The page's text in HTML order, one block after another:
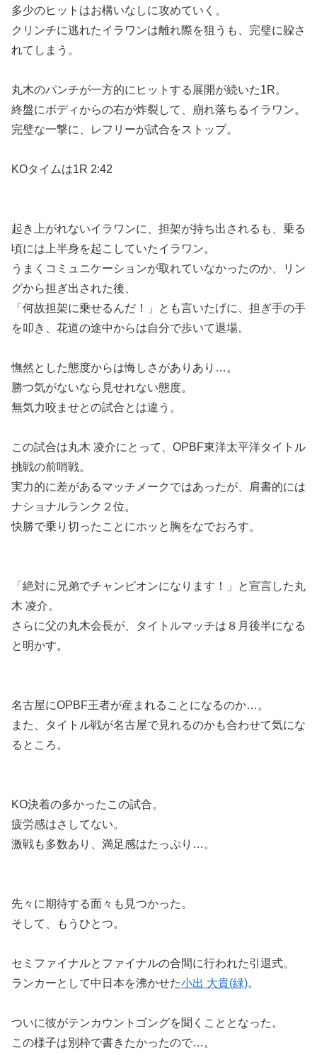
多少のヒットはお構いなしに攻めていく。
クリンチに逃れたイラワンは離れ際を狙うも、完璧に躱さ
れてしまう。
丸木のパンチが一方的にヒットする展開が続いた1R。
終盤にボディからの右が炸裂して、崩れ落ちるイラワン。
完璧な一撃に、レフリーが試合をストップ。
KOタイムは1R 2:42
起き上がれないイラワンに、担架が持ち出されるも、乗る
頃には上半身を起こしていたイラワン。
うまくコミュニケーションが取れていなかったのか、リン
グから担ぎ出された後、
「何故担架に乗せるんだ！」とも言いたげに、担ぎ手の手
を叩き、花道の途中からは自分で歩いて退場。
憮然とした態度からは悔しさがありあり…。
勝つ気がないなら見せれない態度。
無気力咬ませとの試合とは違う。
この試合は丸木 凌介にとって、OPBF東洋太平洋タイトル
挑戦の前哨戦。
実力的に差があるマッチメークではあったが、肩書的には
ナショナルランク２位。
快勝で乗り切ったことにホッと胸をなでおろす。
「絶対に兄弟でチャンピオンになります！」と宣言した丸
木 凌介。
さらに父の丸木会長が、タイトルマッチは８月後半になる
と明かす。
名古屋にOPBF王者が産まれることになるのか…。
また、タイトル戦が名古屋で見れるのかも合わせて気にな
るところ。
KO決着の多かったこの試合。
疲労感はさしてない。
激戦も多数あり、満足感はたっぷり…。
先々に期待する面々も見つかった。
そして、もうひとつ。
セミファイナルとファイナルの合間に行われた引退式。
ランカーとして中日本を沸かせた小出 大貴(緑)。
ついに彼がテンカウントゴングを聞くこととなった。
この様子は別枠で書きたかったので…。